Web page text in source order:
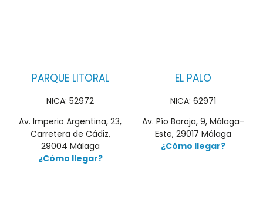
PARQUE LITORAL
NICA: 52972
Av. Imperio Argentina, 23,
Carretera de Cádiz,
29004 Málaga
¿Cómo llegar?
EL PALO
NICA: 62971
Av. Pío Baroja, 9, Málaga-
Este, 29017 Málaga
¿Cómo llegar?